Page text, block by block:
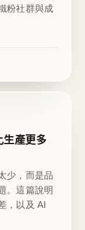
粉社群與成
產更多
少，而是品
。這篇說明
，以及 AI